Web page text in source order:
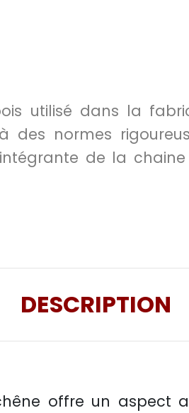
utilisé dans la
des normes
de la
DESCRIPTION
offre un aspect